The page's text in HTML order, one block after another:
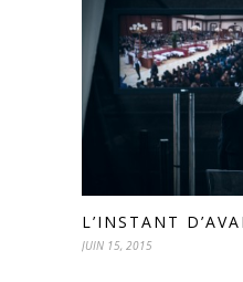
L’INSTANT
JUIN 15, 2015